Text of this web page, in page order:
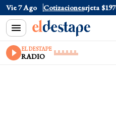
Vie 7 Ago Cotizaciones
$1520 Dólar Tarjeta $1976
EL DESTAPE
RADIO